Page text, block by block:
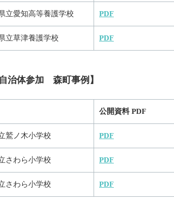
立愛知高等養護学校 PDF
立草津養護学校 PDF
治体参加 森町事例】
公開資料 PDF
鷲ノ木小学校 PDF
さわら小学校 PDF
さわら小学校 PDF